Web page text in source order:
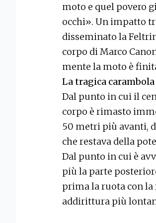
moto e quel povero
occhi». Un impatto
disseminato la
corpo di Marco
mente la moto è
La tragica carambola
Dal punto in cui il
corpo è rimasto
50 metri più avanti,
che restava della
Dal punto in cui è
più la parte
prima la ruota con
addirittura più